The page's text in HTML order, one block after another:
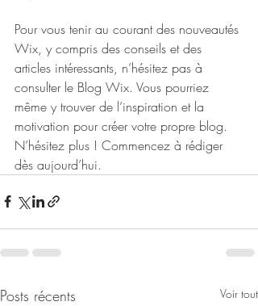
Pour vous tenir au courant des nouveautés
Wix, y compris des conseils et des
articles intéressants, n’hésitez pas à
consulter le Blog Wix. Vous pourriez
même y trouver de l’inspiration et la
motivation pour créer votre propre blog.
N’hésitez plus ! Commencez à rédiger
dès aujourd’hui.
Posts récents Voir tout